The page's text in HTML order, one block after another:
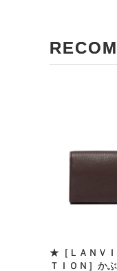
★［ＬＡＮＶ
ＴＩＯＮ］か